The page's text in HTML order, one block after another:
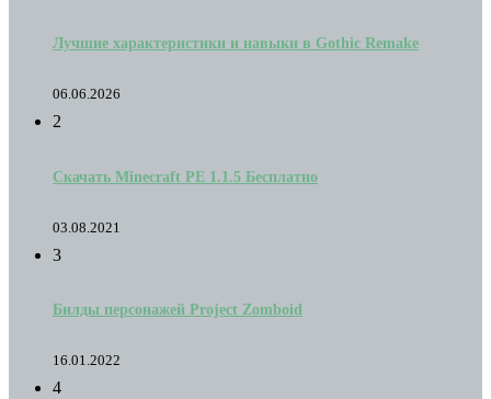
Лучшие характеристики и навыки в Gothic Remake
06.06.2026
2
Скачать Minecraft PE 1.1.5 Бесплатно
03.08.2021
3
Билды персонажей Project Zomboid
16.01.2022
4